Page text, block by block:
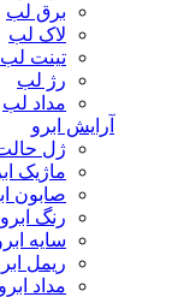
برق لب
لاک لب
تینت لب
رژ لب
مداد لب
آرایش ابرو
ژل حالت
ماژیک
صابون
رنگ ابرو
سایه
ریمل
مداد ابرو